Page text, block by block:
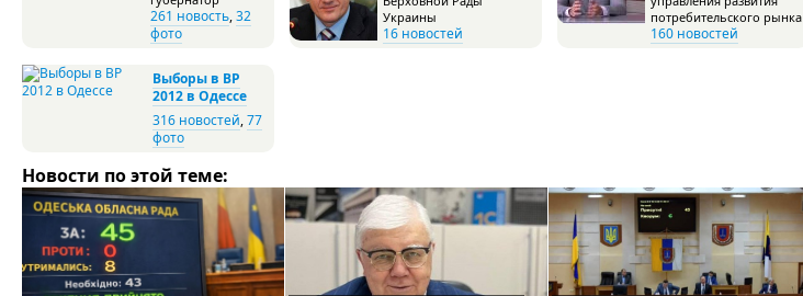
261 новость,32
фото
Украины
16 новостей
потребительского рынка
160 новостей
Выборы в ВР
2012 в Одессе
316 новостей,77
фото
Новости по этой теме: